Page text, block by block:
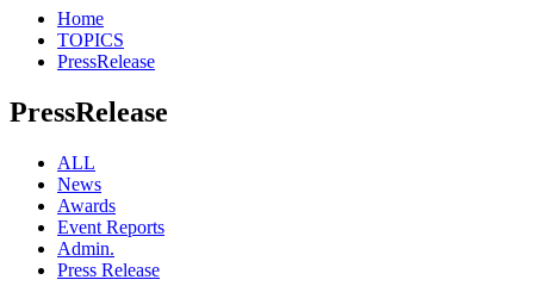
Home
TOPICS
PressRelease
PressRelease
ALL
News
Awards
Event Reports
Admin.
Press Release